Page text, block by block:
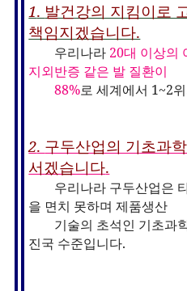
1. 발건강의 지킴이로
책임지겠습니다.
우리나라 20대 이상의
지외반증 같은 발 질환이
88%로 세계에서 1~2
2. 구두산업의 기초과
서겠습니다.
우리나라 구두산업은
을 면치 못하며 제품생산
기술의 초석인 기초과
진국 수준입니다.